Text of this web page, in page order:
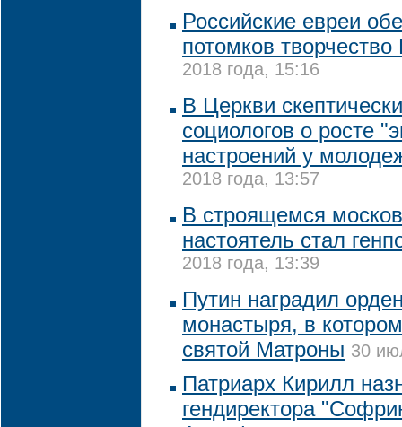
Российские евреи
потомков
2018 года, 15:16
В Церкви
социологов о росте
настроений у
2018 года, 13:57
В строящемся
настоятель стал
2018 года, 13:39
Путин наградил
монастыря, в
святой Матроны 30
Патриарх Кирилл
гендиректора